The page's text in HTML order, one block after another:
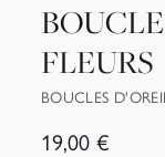
FLEURS
BOUCLES
19,00 €